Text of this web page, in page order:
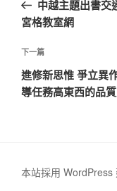
導
覽
篇
章
中越主題出書交
宮格教室網
下
一
篇
下一篇
進修新思惟 爭立異
導任務高東西的品
本站採用 WordPress